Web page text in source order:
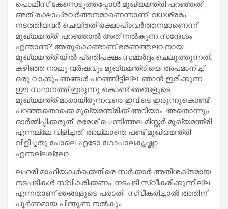
പൊലീസ് കേസെടുത്തപ്പോള്‍ മുഖ്യമന്ത്രി പറഞ്ഞത്
അത് രക്ഷാപ്രവര്‍ത്തനമാണെന്നാണ്. വധശ്രമം
നടത്തിയവര്‍ ചെയ്തത് രക്ഷാപ്രവര്‍ത്തനമാണെന്ന്
മുഖ്യമന്ത്രി പറഞ്ഞാല്‍ അത് നല്‍കുന്ന സന്ദേശം
എന്താണ്? അതുകൊണ്ടാണ് ഭരണത്തലവനായ
മുഖ്യമന്ത്രിയില്‍ പ്രതിപക്ഷം സമ്മര്‍ദ്ദം ചെലുത്തുന്നത്.
കഴിഞ്ഞ നാലു വര്‍ഷവും മുഖ്യമന്ത്രിയെ അപമാനിച്ച്
ഒരു വാക്കും ഞങ്ങള്‍ പറഞ്ഞിട്ടില്ല. ഞാന്‍ ഇരിക്കുന്ന
ഈ സ്ഥാനത്ത് ഇരുന്നു കൊണ്ട് ഞങ്ങളുടെ
മുഖ്യമന്ത്രിമാരായിരുന്നവരെ ഇവിടെ ഇരുന്നുകൊണ്ട്
പറഞ്ഞതൊക്കെ മുഖ്യമന്ത്രിക്ക് അറിയാം. അതൊന്നും
ഓര്‍മ്മിപ്പിക്കരുത്. രമേശ് ചെന്നിത്തല മിസ്റ്റര്‍ മുഖ്യമന്ത്രി
എന്നല്ലേ വിളിച്ചത്. അല്ലാതെ പണ്ട് മുഖ്യമന്ത്രി
വിളിച്ചതു പോലെ എടോ ഗോപാലകൃഷ്ണാ
എന്നല്ലല്ലോ.
ലഹരി മാഫിയകള്‍ക്കെതിരെ സര്‍ക്കാര്‍ അതിശക്തമായ
നടപടികള്‍ സ്വീകരിക്കണം. നടപടി സ്വീകരിക്കുന്നില്ല
എന്നതാണ് ഞങ്ങളുടെ പരാതി. സ്വീകരിച്ചാല്‍ അതിന്
പൂര്‍ണമായ പിന്തുണ നല്‍കും.